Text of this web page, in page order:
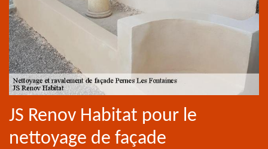
JS Renov Habitat pour le
nettoyage de façade